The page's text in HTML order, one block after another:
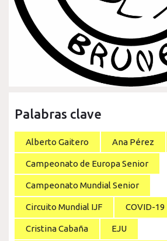
Palabras clave
Alberto Gaitero Ana Pérez
Campeonato de Europa Senior
Campeonato Mundial Senior
Circuito Mundial IJF COVID-19
Cristina Cabaña EJU